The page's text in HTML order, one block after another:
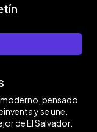
pensado
y se une.
de El Salvador.